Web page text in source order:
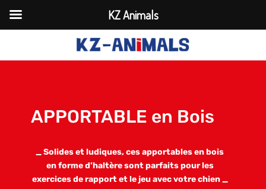
APPORTABLE en Bois
_ Solides et ludiques, ces apportables en bois
en forme d’haltère sont parfaits pour les
exercices de rapport et le jeu avec votre chien _
KZ Animals